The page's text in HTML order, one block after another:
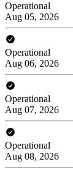
Operational
Aug 05, 2026
Operational
Aug 06, 2026
Operational
Aug 07, 2026
Operational
Aug 08, 2026